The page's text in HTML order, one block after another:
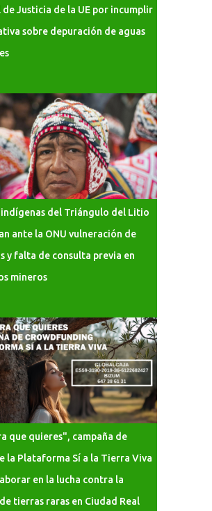
Justicia de la UE por incumplir
sobre depuración de aguas
indígenas del Triángulo del Litio
ante la ONU vulneración de
y falta de consulta previa en
mineros
que quieres", campaña de
la Plataforma Sí a la Tierra Viva
en la lucha contra la
tierras raras en Ciudad Real